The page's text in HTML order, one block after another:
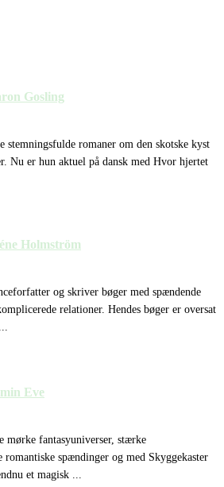
Gosling
stemningsfulde romaner om den skotske kyst
Nu er hun aktuel på dansk med Hvor hjertet
Holmström
og skriver bøger med spændende
relationer. Hendes bøger er oversat
Eve
mørke fantasyuniverser, stærke
romantiske spændinger og med Skyggekaster
et magisk ...